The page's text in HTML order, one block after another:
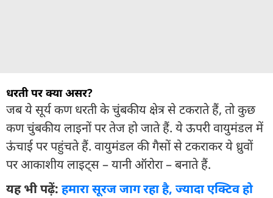
धरती पर क्या असर?
जब ये सूर्य कण धरती के चुंबकीय क्षेत्र से टकराते हैं, तो कुछ
कण चुंबकीय लाइनों पर तेज हो जाते हैं. ये ऊपरी वायुमंडल में
ऊंचाई पर पहुंचते हैं. वायुमंडल की गैसों से टकराकर ये ध्रुवों
पर आकाशीय लाइट्स – यानी ऑरोरा – बनाते हैं.
यह भी पढ़ें: हमारा सूरज जाग रहा है, ज्यादा एक्टिव हो